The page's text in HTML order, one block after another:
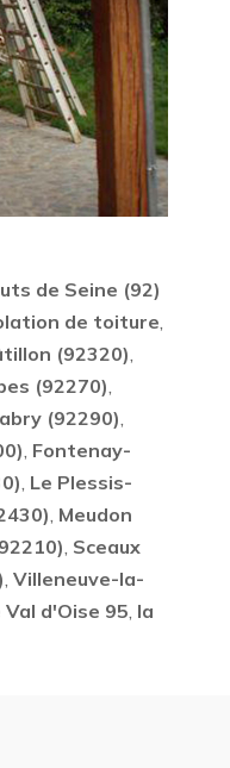
de Seine (92)
de toiture,
(92320),
(92270),
(92290),
, Fontenay-
, Le Plessis-
, Meudon
, Sceaux
,Villeneuve-la-
Val d'Oise 95, la